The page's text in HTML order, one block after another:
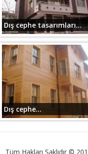
Dış cephe tasarımları...
Dış cephe...
Tüm Hakları Saklıdır ©